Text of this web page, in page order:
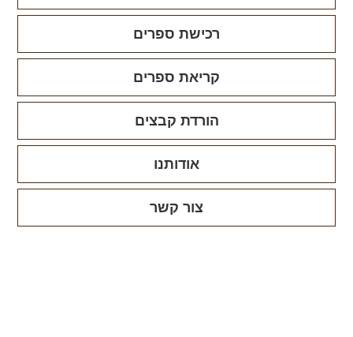
רכישת ספרים
קריאת ספרים
הורדת קבצים
אודותנו
צור קשר